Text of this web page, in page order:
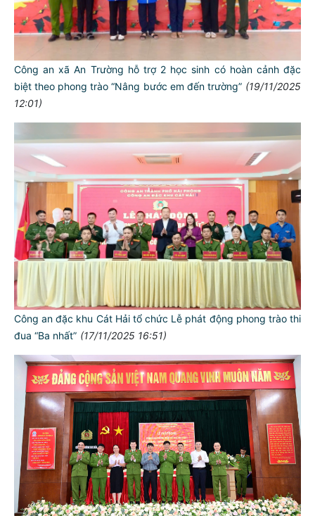
Công an xã An Trường hỗ trợ 2 học sinh có hoàn cảnh đặc
biệt theo phong trào “Nâng bước em đến trường” (19/11/2025
12:01)
Công an đặc khu Cát Hải tổ chức Lễ phát động phong trào thi
đua “Ba nhất” (17/11/2025 16:51)